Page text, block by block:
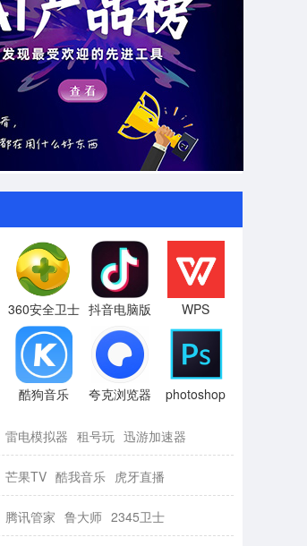
360安全卫士 抖音电脑版 WPS
酷狗音乐 夸克浏览器 photoshop
雷电模拟器 租号玩 迅游加速器
芒果TV 酷我音乐 虎牙直播
腾讯管家 鲁大师 2345卫士